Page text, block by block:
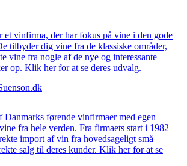
et vinfirma, der har fokus på vine i den gode
tilbyder dig vine fra de klassiske områder,
vine fra nogle af de nye og interessante
op. Klik her for at se deres udvalg.
Danmarks førende vinfirmaer med egen
fra hele verden. Fra firmaets start i 1982
import af vin fra hovedsageligt små
salg til deres kunder. Klik her for at se